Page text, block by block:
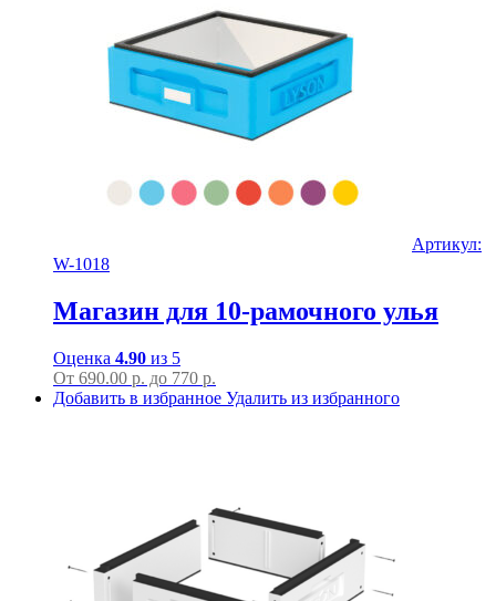
Артикул:
W-1018
Магазин для 10-рамочного улья
Оценка 4.90 из 5
От 690.00 р. до 770 р.
Добавить в избранное Удалить из избранного